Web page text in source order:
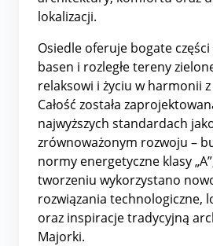
lokalizacji.
Osiedle oferuje bogate
basen i rozległe tereny
relaksowi i życiu w harmonii
Całość została
najwyższych standardach
zrównoważonym rozwoju –
normy energetyczne klasy
tworzeniu wykorzystano
rozwiązania technologiczne,
oraz inspiracje tradycyjną
Majorki.